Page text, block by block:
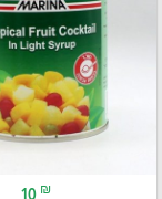
10 ₪